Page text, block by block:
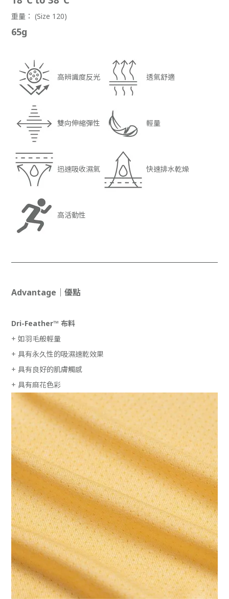
重量： (Size 120)
65g
高辨識度反光 透氣舒適
雙向伸縮彈性 輕量
迅速吸收濕氣 快速排水乾燥
高活動性
Advantage｜優點
Dri-Feather™ 布料
+ 如羽毛般輕量
+ 具有永久性的吸濕速乾效果
+ 具有良好的肌膚觸感
+ 具有麻花色彩